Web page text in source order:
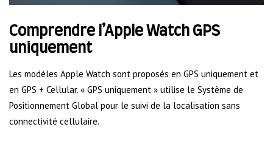
Comprendre l’Apple Watch GPS
uniquement
Les modèles Apple Watch sont proposés en GPS uniquement et
en GPS + Cellular. « GPS uniquement » utilise le Système de
Positionnement Global pour le suivi de la localisation sans
connectivité cellulaire.